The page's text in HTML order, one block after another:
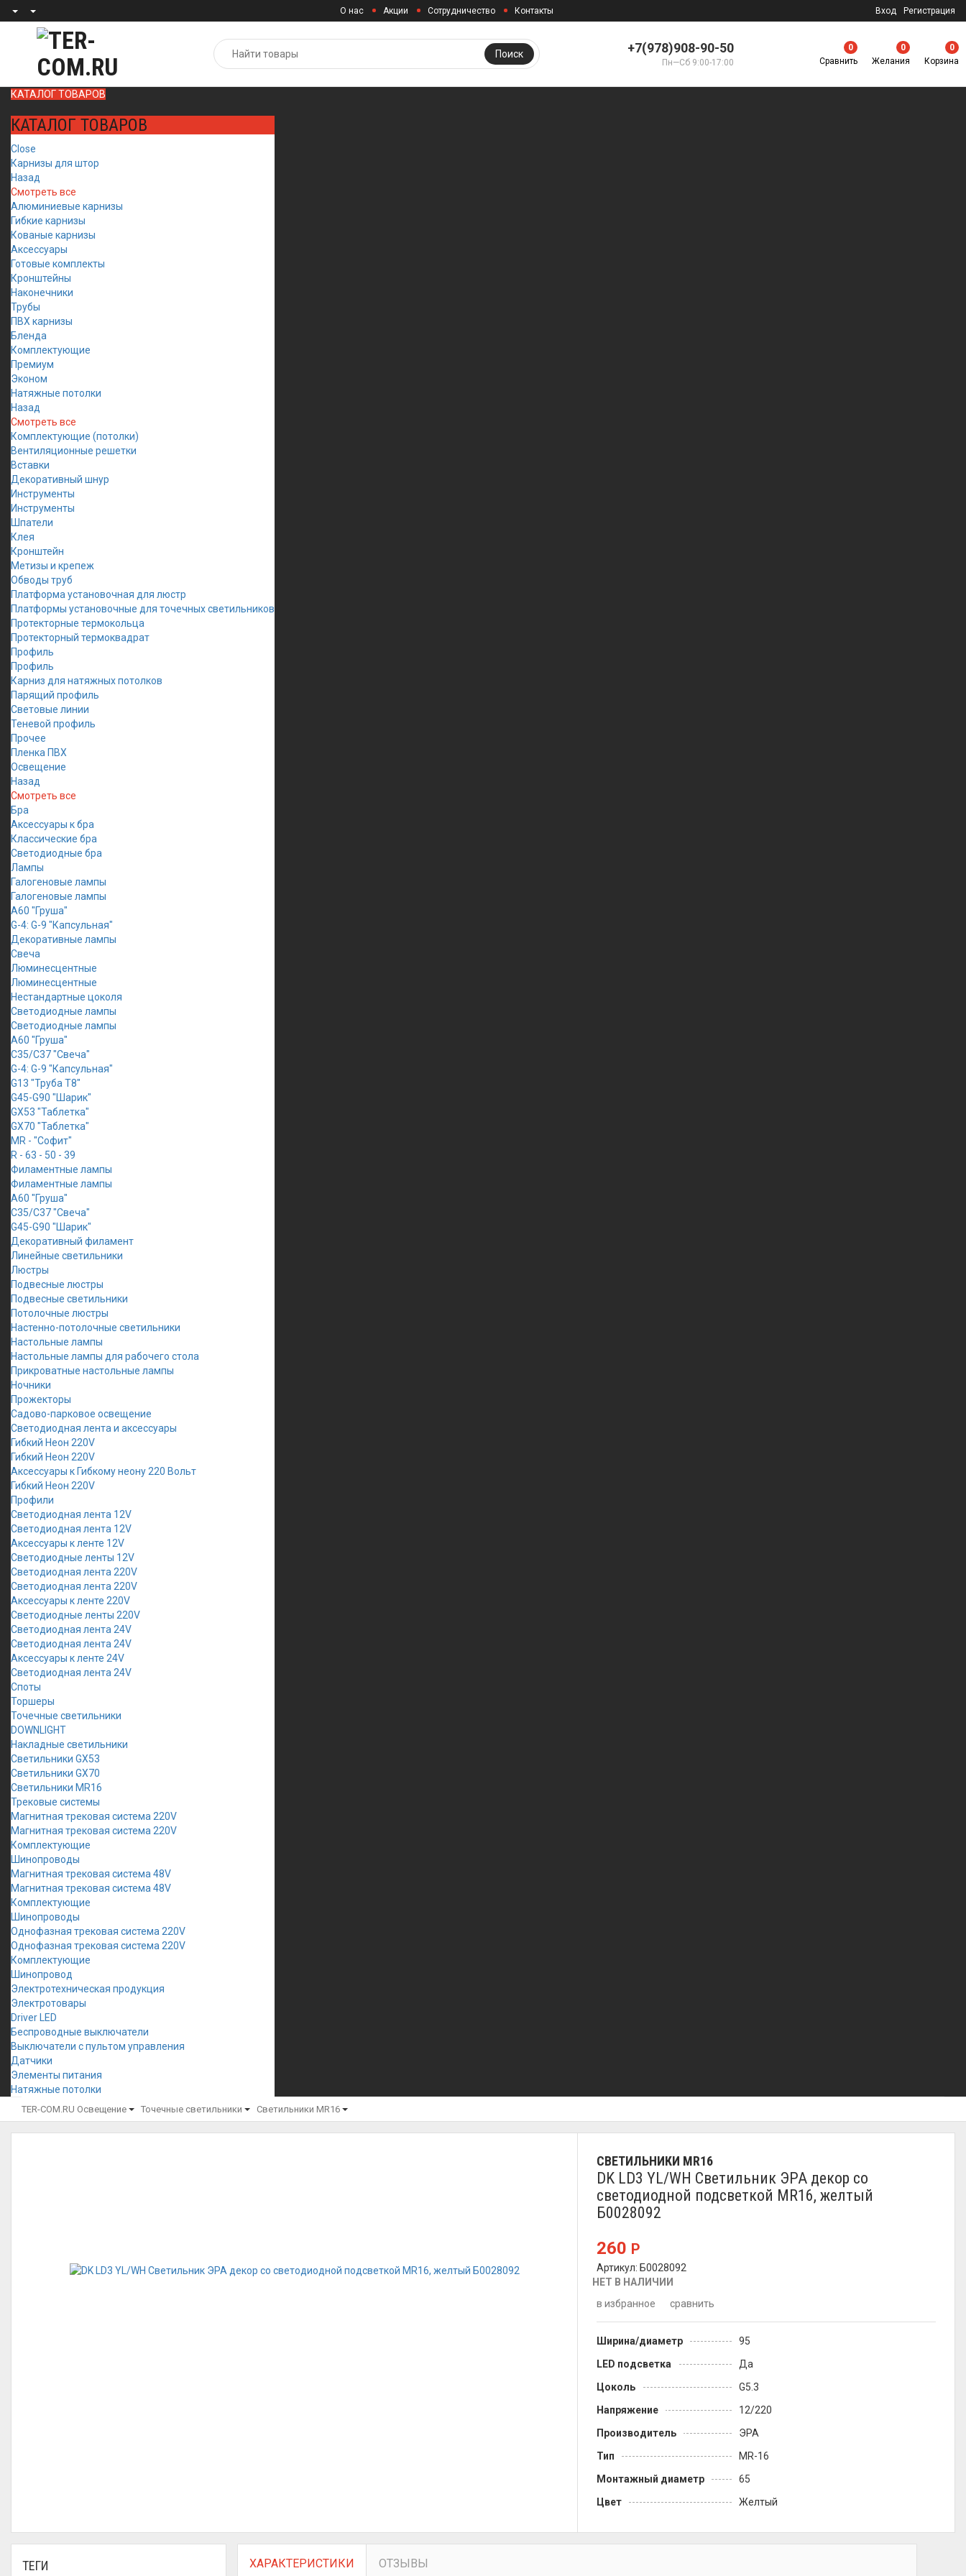
О нас Акции Сотрудничество Контакты Вход Регистрация
+7(978)908-90-50
Пн—Сб 9:00-17:00
Поиск
0
Сравнить
0
Желания
0
Корзина
КАТАЛОГ ТОВАРОВ
КАТАЛОГ ТОВАРОВ
Close
Карнизы для штор
Назад
Смотреть все
Алюминиевые карнизы
Гибкие карнизы
Кованые карнизы
Аксессуары
Готовые комплекты
Кронштейны
Наконечники
Трубы
ПВХ карнизы
Бленда
Комплектующие
Премиум
Эконом
Натяжные потолки
Назад
Смотреть все
Комплектующие (потолки)
Вентиляционные решетки
Вставки
Декоративный шнур
Инструменты
Инструменты
Шпатели
Клея
Кронштейн
Метизы и крепеж
Обводы труб
Платформа установочная для люстр
Платформы установочные для точечных светильников
Протекторные термокольца
Протекторный термоквадрат
Профиль
Профиль
Карниз для натяжных потолков
Парящий профиль
Световые линии
Теневой профиль
Прочее
Пленка ПВХ
Освещение
Назад
Смотреть все
Бра
Аксессуары к бра
Классические бра
Светодиодные бра
Лампы
Галогеновые лампы
Галогеновые лампы
A60 "Груша"
G-4: G-9 "Капсульная"
Декоративные лампы
Свеча
Люминесцентные
Люминесцентные
Нестандартные цоколя
Светодиодные лампы
Светодиодные лампы
A60 "Груша"
C35/C37 "Свеча"
G-4: G-9 "Капсульная"
G13 "Труба Т8"
G45-G90 "Шарик"
GX53 "Таблетка"
GX70 "Таблетка"
MR - "Софит"
R - 63 - 50 - 39
Филаментные лампы
Филаментные лампы
A60 "Груша"
C35/C37 "Свеча"
G45-G90 "Шарик"
Декоративный филамент
Линейные светильники
Люстры
Подвесные люстры
Подвесные светильники
Потолочные люстры
Настенно-потолочные светильники
Настольные лампы
Настольные лампы для рабочего стола
Прикроватные настольные лампы
Ночники
Прожекторы
Садово-парковое освещение
Светодиодная лента и аксессуары
Гибкий Неон 220V
Гибкий Неон 220V
Аксессуары к Гибкому неону 220 Вольт
Гибкий Неон 220V
Профили
Светодиодная лента 12V
Светодиодная лента 12V
Аксессуары к ленте 12V
Светодиодные ленты 12V
Светодиодная лента 220V
Светодиодная лента 220V
Аксессуары к ленте 220V
Светодиодные ленты 220V
Светодиодная лента 24V
Светодиодная лента 24V
Аксессуары к ленте 24V
Светодиодная лента 24V
Споты
Торшеры
Точечные светильники
DOWNLIGHT
Накладные светильники
Светильники GX53
Светильники GX70
Светильники MR16
Трековые системы
Магнитная трековая система 220V
Магнитная трековая система 220V
Комплектующие
Шинопроводы
Магнитная трековая система 48V
Магнитная трековая система 48V
Комплектующие
Шинопроводы
Однофазная трековая система 220V
Однофазная трековая система 220V
Комплектующие
Шинопровод
Электротехническая продукция
Электротовары
Driver LED
Беспроводные выключатели
Выключатели с пультом управления
Датчики
Элементы питания
Натяжные потолки
TER-COM.RU Освещение Точечные светильники Светильники MR16
СВЕТИЛЬНИКИ MR16
DK LD3 YL/WH Светильник ЭРА декор cо
светодиодной подсветкой MR16, желтый
Б0028092
260 Р
Артикул: Б0028092
НЕТ В НАЛИЧИИ
в избранное
сравнить
Ширина/диаметр
95
LED подсветка
Да
Цоколь
G5.3
Напряжение
12/220
Производитель
ЭРА
Тип
MR-16
Монтажный диаметр
65
Цвет
Желтый
ТЕГИ ХАРАКТЕРИСТИКИ ОТЗЫВЫ